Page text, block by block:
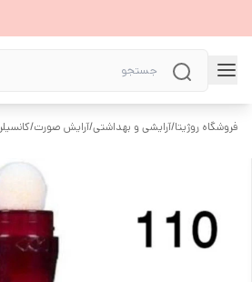
فروشگاه روژیتا/آرایشی و بهداشتی/آرایش صورت/کانسیلر